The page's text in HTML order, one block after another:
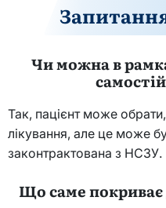
Чи можна в
Так, пацієнт може
лікування, але це може
законтрактована з НСЗУ.
Що саме